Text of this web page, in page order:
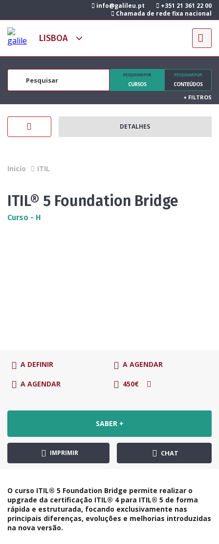
info@galileu.pt
+351 21 361 22 00
Chamada de rede fixa nacional
PESQUISAR POR
CURSOS
PESQUISAR POR
CONTEÚDOS
+ FILTROS
DETALHES
Inicío ITIL
ITIL® 5 Foundation Bridge
Curso - H
A DEFINIR A AGENDAR
A AGENDAR 450€
SABER +
IMPRIMIR CHAT
O curso ITIL® 5 Foundation Bridge permite realizar o
upgrade da certificação ITIL® 4 para ITIL® 5 de forma
rápida e estruturada, focando exclusivamente nas
principais diferenças, evoluções e melhorias introduzidas
na nova versão.